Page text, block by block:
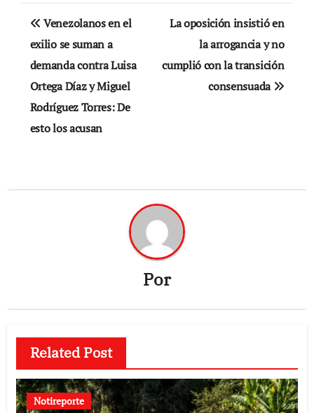
Navegación
de
entradas
Venezolanos en el
exilio se suman a
demanda contra Luisa
Ortega Díaz y Miguel
Rodríguez Torres: De
esto los acusan
La oposición insistió en
la arrogancia y no
cumplió con la transición
consensuada
Por
Related Post
Notireporte